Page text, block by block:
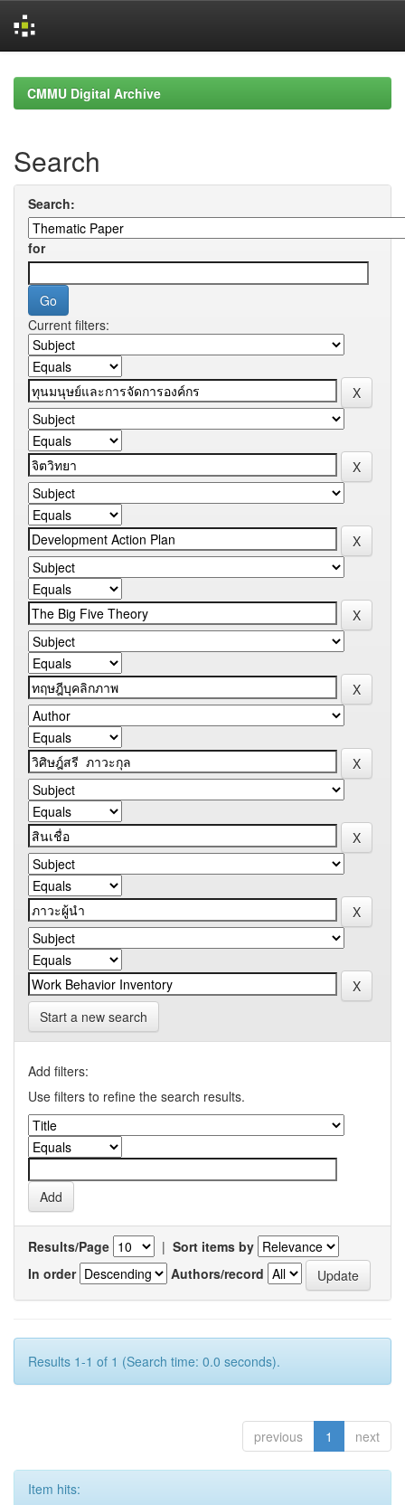
navigationCMMU Digital Archive
Search
Search:
for
Current filters:
Start a new search
Add filters:
Use filters to refine the search results.
Results/Page | Sort items by
In order
Authors/record
Results 1-1 of 1 (Search time: 0.0 seconds).
previous 1 next
Item hits: